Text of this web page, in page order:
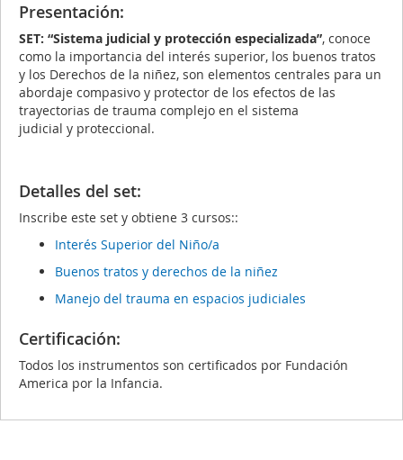
Presentación:
SET: “Sistema judicial y protección especializada”, conoce
como la importancia del interés superior, los buenos tratos
y los Derechos de la niñez, son elementos centrales para un
abordaje compasivo y protector de los efectos de las
trayectorias de trauma complejo en el sistema
judicial y proteccional.
Detalles del set:
Inscribe este set y obtiene 3 cursos::
Interés Superior del Niño/a
Buenos tratos y derechos de la niñez
Manejo del trauma en espacios judiciales
Certificación:
Todos los instrumentos son certificados por Fundación
America por la Infancia.